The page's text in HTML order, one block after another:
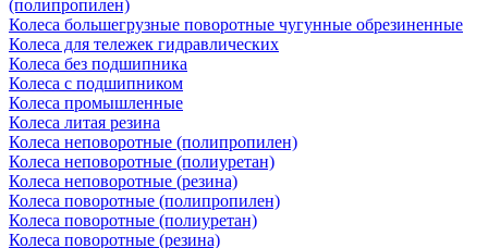
(полипропилен)
Колеса большегрузные поворотные чугунные обрезиненные
Колеса для тележек гидравлических
Колеса без подшипника
Колеса с подшипником
Колеса промышленные
Колеса литая резина
Колеса неповоротные (полипропилен)
Колеса неповоротные (полиуретан)
Колеса неповоротные (резина)
Колеса поворотные (полипропилен)
Колеса поворотные (полиуретан)
Колеса поворотные (резина)